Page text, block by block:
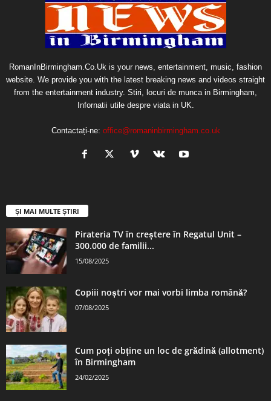
RomanInBirmingham.Co.Uk is your news, entertainment, music, fashion
website. We provide you with the latest breaking news and videos straight
from the entertainment industry. Stiri, locuri de munca in Birmingham,
Infornatii utile despre viata in UK.
Contactați-ne: office@romaninbirmingham.co.uk
ȘI MAI MULTE ȘTIRI
Pirateria TV în creștere în Regatul Unit –
300.000 de familii...
15/08/2025
Copiii noștri vor mai vorbi limba română?
07/08/2025
Cum poți obține un loc de grădină (allotment)
în Birmingham
24/02/2025